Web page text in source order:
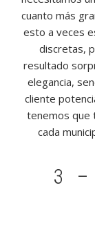
cuanto más
esto a veces
discretas,
resultado
elegancia,
cliente
tenemos que
cada
3 –